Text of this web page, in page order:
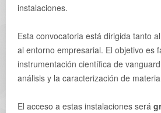
instalaciones.
Esta convocatoria está dirigida tanto
al entorno empresarial. El objetivo es
instrumentación científica de
análisis y la caracterización de
El acceso a estas instalaciones será